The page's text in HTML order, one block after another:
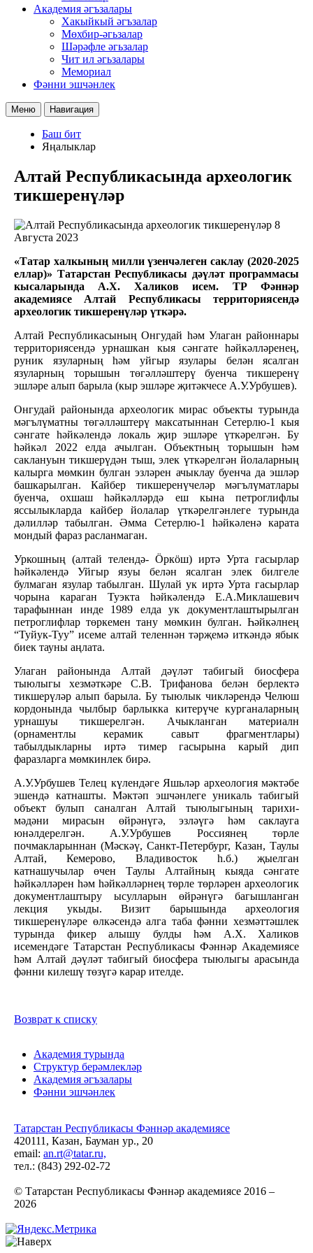
Академия әгъзалары
Хакыйкый әгъзалар
Мөхбир-әгьзалар
Шәрәфле әгьзалар
Чит ил әгьзалары
Мемориал
Фәнни эшчәнлек
Меню Навигация
Баш бит
Яңалыклар
Алтай Республикасында археологик
тикшеренүләр
8
Августа 2023
«Татар халкының милли үзенчәлеген саклау (2020-2025
еллар)» Татарстан Республикасы дәүләт программасы
кысаларында А.Х. Халиков исем. ТР Фәннәр
академиясе Алтай Республикасы территориясендә
археологик тикшеренүләр үткәрә.
Алтай Республикасының Онгудай һәм Улаган районнары
территориясендә урнашкан кыя сәнгате һәйкәлләренең,
руник язуларның һәм уйгыр язулары белән ясалган
язуларның торышын төгәлләштерү буенча тикшеренү
эшләре алып барыла (кыр эшләре җитәкчесе А.У.Урбушев).
Онгудай районында археологик мирас объекты турында
мәгълүматны төгәлләштерү максатыннан Сетерлю-1 кыя
сәнгате һәйкәлендә локаль җир эшләре үткәрелгән. Бу
һәйкәл 2022 елда ачылган. Объектның торышын һәм
саклануын тикшерүдән тыш, элек үткәрелгән йолаларның
калырга мөмкин булган эзләрен ачыклау буенча да эшләр
башкарылган. Кайбер тикшеренүчеләр мәгълүматлары
буенча, охшаш һәйкәлләрдә еш кына петроглифлы
яссылыкларда кайбер йолалар үткәрелгәнлеге турында
дәлилләр табылган. Әмма Сетерлю-1 һәйкәленә карата
мондый фараз расланмаган.
Уркошның (алтай телендә- Öркöш) иртә Урта гасырлар
һәйкәлендә Уйгыр язуы белән ясалган элек билгеле
булмаган язулар табылган. Шулай ук иртә Урта гасырлар
чорына караган Туэкта һәйкәлендә Е.А.Миклашевич
тарафыннан инде 1989 елда ук документлаштырылган
петроглифлар төркемен тану мөмкин булган. Һәйкәлнең
“Туйук-Туу” исеме алтай теленнән тәрҗемә иткәндә ябык
биек тауны аңлата.
Улаган районында Алтай дәүләт табигый биосфера
тыюлыгы хезмәткәре С.В. Трифанова белән берлектә
тикшерүләр алып барыла. Бу тыюлык чикләрендә Челюш
кордонында чылбыр барлыкка китерүче курганаларның
урнашуы тикшерелгән. Ачыкланган материалн
(орнаментлы керамик савыт фрагментлары)
табылдыкларны иртә тимер гасырына карый дип
фаразларга мөмкинлек бирә.
А.У.Урбушев Телец күлендәге Яшьләр археология мәктәбе
эшендә катнашты. Мәктәп эшчәнлеге уникаль табигый
объект булып саналган Алтай тыюлыгының тарихи-
мәдәни мирасын өйрәнүгә, эзләүгә һәм саклауга
юнәлдерелгән. А.У.Урбушев Россиянең төрле
почмакларыннан (Мәскәү, Санкт-Петербург, Казан, Таулы
Алтай, Кемерово, Владивосток һ.б.) җыелган
катнашучылар өчен Таулы Алтайның кыяда сәнгате
һәйкәлләрен һәм һәйкәлләрнең төрле төрләрен археологик
документлаштыру ысулларын өйрәнүгә багышланган
лекция укыды. Визит барышында археология
тикшеренүләре өлкәсендә алга таба фәнни хезмәттәшлек
турында фикер алышу булды һәм А.Х. Халиков
исемендәге Татарстан Республикасы Фәннәр Академиясе
һәм Алтай дәүләт табигый биосфера тыюлыгы арасында
фәнни килешү төзүгә карар ителде.
Возврат к списку
Академия турында
Структур берәмлекләр
Академия әгъзалары
Фәнни эшчәнлек
Татарстан Республикасы Фәннәр академиясе
420111, Казан, Бауман ур., 20
email: an.rt@tatar.ru,
тел.: (843) 292-02-72
© Татарстан Республикасы Фәннәр академиясе 2016 –
2026